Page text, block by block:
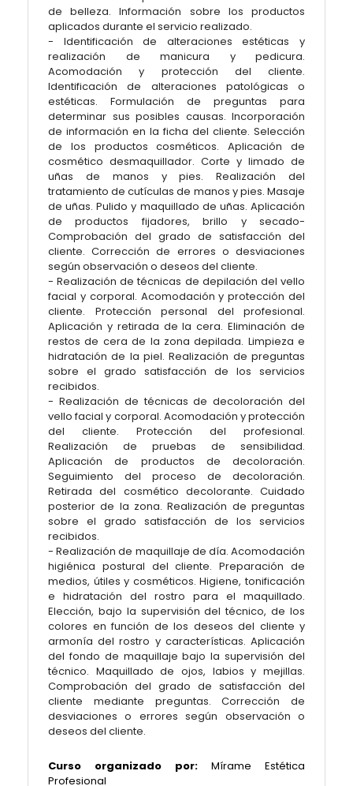
de belleza. Información sobre los productos
aplicados durante el servicio realizado.
- Identificación de alteraciones estéticas y
realización de manicura y pedicura.
Acomodación y protección del cliente.
Identificación de alteraciones patológicas o
estéticas. Formulación de preguntas para
determinar sus posibles causas. Incorporación
de información en la ficha del cliente. Selección
de los productos cosméticos. Aplicación de
cosmético desmaquillador. Corte y limado de
uñas de manos y pies. Realización del
tratamiento de cutículas de manos y pies. Masaje
de uñas. Pulido y maquillado de uñas. Aplicación
de productos fijadores, brillo y secado-
Comprobación del grado de satisfacción del
cliente. Corrección de errores o desviaciones
según observación o deseos del cliente.
- Realización de técnicas de depilación del vello
facial y corporal. Acomodación y protección del
cliente. Protección personal del profesional.
Aplicación y retirada de la cera. Eliminación de
restos de cera de la zona depilada. Limpieza e
hidratación de la piel. Realización de preguntas
sobre el grado satisfacción de los servicios
recibidos.
- Realización de técnicas de decoloración del
vello facial y corporal. Acomodación y protección
del cliente. Protección del profesional.
Realización de pruebas de sensibilidad.
Aplicación de productos de decoloración.
Seguimiento del proceso de decoloración.
Retirada del cosmético decolorante. Cuidado
posterior de la zona. Realización de preguntas
sobre el grado satisfacción de los servicios
recibidos.
- Realización de maquillaje de día. Acomodación
higiénica postural del cliente. Preparación de
medios, útiles y cosméticos. Higiene, tonificación
e hidratación del rostro para el maquillado.
Elección, bajo la supervisión del técnico, de los
colores en función de los deseos del cliente y
armonía del rostro y características. Aplicación
del fondo de maquillaje bajo la supervisión del
técnico. Maquillado de ojos, labios y mejillas.
Comprobación del grado de satisfacción del
cliente mediante preguntas. Corrección de
desviaciones o errores según observación o
deseos del cliente.
Curso organizado por:
Mírame Estética
Profesional